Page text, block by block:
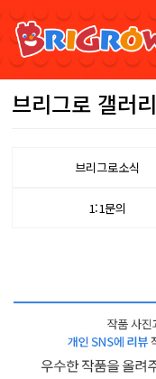
브리그로 갤러리
브리그로소식
1:1문의